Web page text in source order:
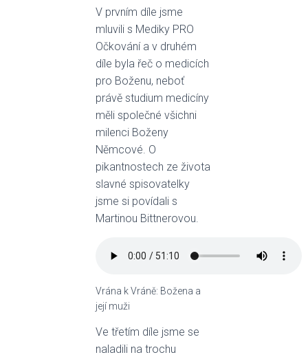
V prvním díle jsme
mluvili s Mediky PRO
Očkování a v druhém
díle byla řeč o medicích
pro Boženu, neboť
právě studium medicíny
měli společné všichni
milenci Boženy
Němcové. O
pikantnostech ze života
slavné spisovatelky
jsme si povídali s
Martinou Bittnerovou.
Vrána k Vráně: Božena a
její muži
Ve třetím díle jsme se
naladili na trochu